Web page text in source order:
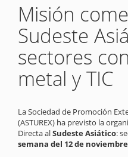
Misión
Sudeste
sectores
metal y TIC
La Sociedad de Promoción
(ASTUREX) ha previsto la
Directa alSudeste Asiático:
semana del 12 de